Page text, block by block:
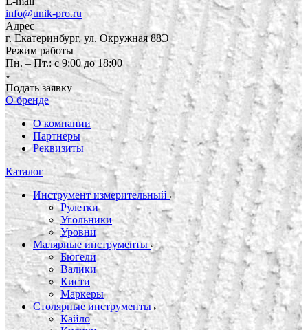
info@unik-pro.ru
Адрес
г. Екатеринбург, ул. Окружная 88Э
Режим работы
Пн. – Пт.: с 9:00 до 18:00
Подать заявку
О бренде
О компании
Партнеры
Реквизиты
Каталог
Инструмент измерительный
Рулетки
Угольники
Уровни
Малярные инструменты
Бюгели
Валики
Кисти
Маркеры
Столярные инструменты
Кайло